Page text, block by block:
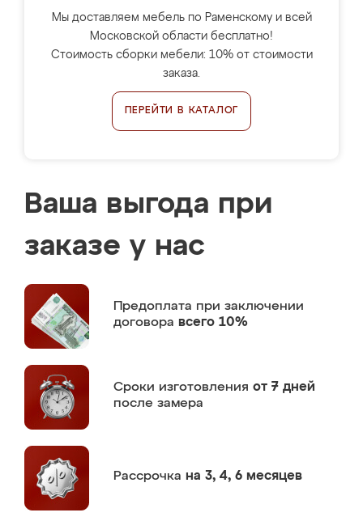
Мы доставляем мебель по Раменскому и всей
Московской области бесплатно!
Стоимость сборки мебели: 10% от стоимости
заказа.
ПЕРЕЙТИ В КАТАЛОГ
Ваша выгода при
заказе у нас
Предоплата при заключении
договора всего 10%
Сроки изготовления от 7 дней
после замера
Рассрочка на 3, 4, 6 месяцев